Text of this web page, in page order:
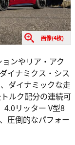
画像(4枚)
ョンやリア・アク
イナミクス・シス
ダイナミックな走
ルク配分の連続可
4.0リッター V型8
圧倒的なパフォー